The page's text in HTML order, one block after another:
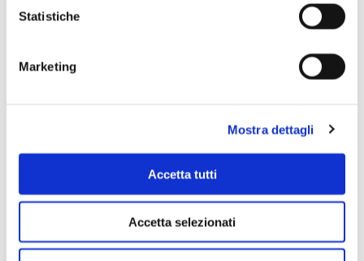
Statistiche
Marketing
Mostra dettagli
Accetta tutti
Accetta selezionati